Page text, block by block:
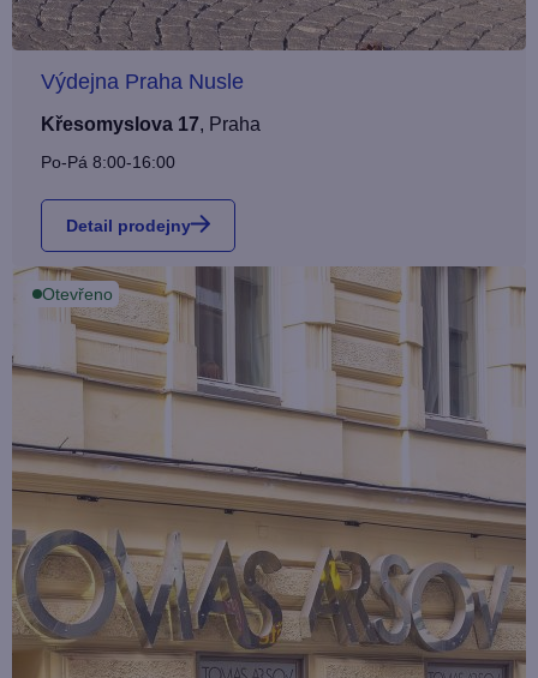
Výdejna Praha Nusle
Křesomyslova 17, Praha
Po-Pá 8:00-16:00
Detail prodejny
Otevřeno